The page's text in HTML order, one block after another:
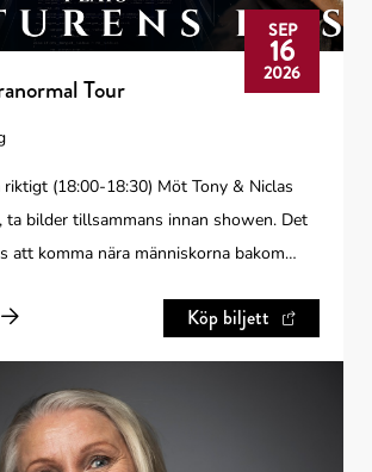
SEP
16
2026
Tour
18:30) Möt Tony & Niclas
bilder tillsammans innan showen. Det
att komma nära människorna bakom
finns möjlighet att besöka vår Turné
t-shirt + merch! En kväll fylld av
Under kvällen tar vi med
Se hemsökta föremål från
Köp biljett